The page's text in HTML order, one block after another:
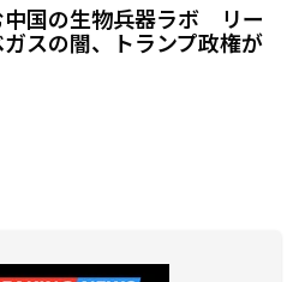
中国の生物兵器ラボ リー
ガスの闇、トランプ政権が